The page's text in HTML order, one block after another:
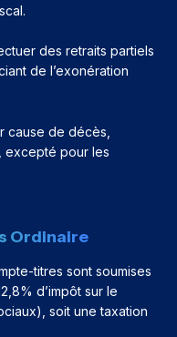
des retraits partiels
de l’exonération
cause de décès,
excepté pour les
Ordinaire
titres sont soumises
d’impôt sur le
soit une taxation